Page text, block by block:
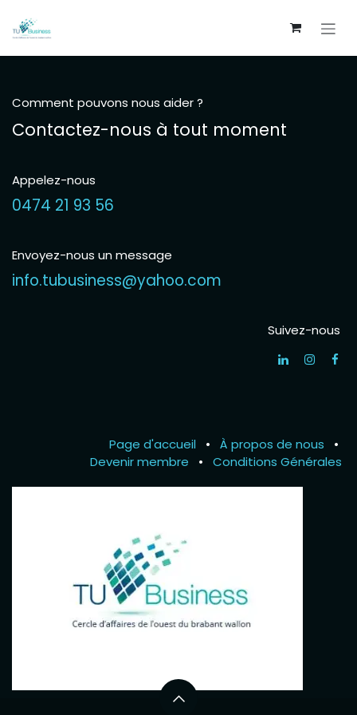
Comment pouvons nous aider ?
Contactez-nous à tout moment
Appelez-nous
0474 21 93 56
Envoyez-nous un message
info.tubusiness@yahoo.com
Suivez-nous
Page d'accueil • À propos de nous
•
Devenir membre
• Conditions Générales